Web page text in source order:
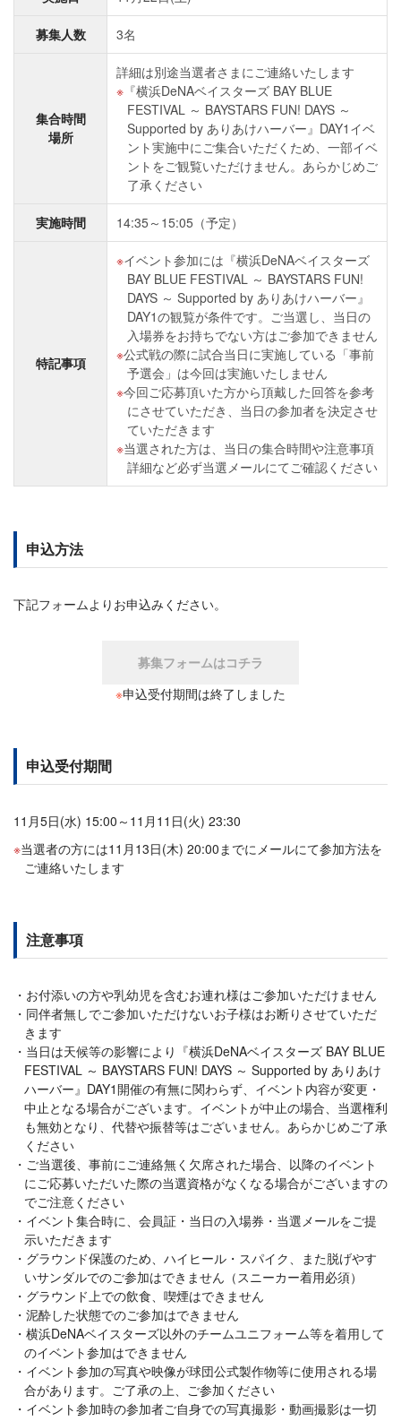
募集人数 3名
集合時間
場所
詳細は別途当選者さまにご連絡いたします
『横浜DeNAベイスターズ BAY BLUE
FESTIVAL ～ BAYSTARS FUN! DAYS ～
Supported by ありあけハーバー』DAY1イベ
ント実施中にご集合いただくため、一部イベ
ントをご観覧いただけません。あらかじめご
了承ください
実施時間 14:35～15:05（予定）
特記事項
イベント参加には『横浜DeNAベイスターズ
BAY BLUE FESTIVAL ～ BAYSTARS FUN!
DAYS ～ Supported by ありあけハーバー』
DAY1の観覧が条件です。ご当選し、当日の
入場券をお持ちでない方はご参加できません
公式戦の際に試合当日に実施している「事前
予選会」は今回は実施いたしません
今回ご応募頂いた方から頂戴した回答を参考
にさせていただき、当日の参加者を決定させ
ていただきます
当選された方は、当日の集合時間や注意事項
詳細など必ず当選メールにてご確認ください
申込方法
下記フォームよりお申込みください。
募集フォームはコチラ
※申込受付期間は終了しました
申込受付期間
11月5日(水) 15:00～11月11日(火) 23:30
当選者の方には11月13日(木) 20:00までにメールにて参加方法を
ご連絡いたします
注意事項
お付添いの方や乳幼児を含むお連れ様はご参加いただけません
同伴者無しでご参加いただけないお子様はお断りさせていただ
きます
当日は天候等の影響により『横浜DeNAベイスターズ BAY BLUE
FESTIVAL ～ BAYSTARS FUN! DAYS ～ Supported by ありあけ
ハーバー』DAY1開催の有無に関わらず、イベント内容が変更・
中止となる場合がございます。イベントが中止の場合、当選権利
も無効となり、代替や振替等はございません。あらかじめご了承
ください
ご当選後、事前にご連絡無く欠席された場合、以降のイベント
にご応募いただいた際の当選資格がなくなる場合がございますの
でご注意ください
イベント集合時に、会員証・当日の入場券・当選メールをご提
示いただきます
グラウンド保護のため、ハイヒール・スパイク、また脱げやす
いサンダルでのご参加はできません（スニーカー着用必須）
グラウンド上での飲食、喫煙はできません
泥酔した状態でのご参加はできません
横浜DeNAベイスターズ以外のチームユニフォーム等を着用して
のイベント参加はできません
イベント参加の写真や映像が球団公式製作物等に使用される場
合があります。ご了承の上、ご参加ください
イベント参加時の参加者ご自身での写真撮影・動画撮影は一切